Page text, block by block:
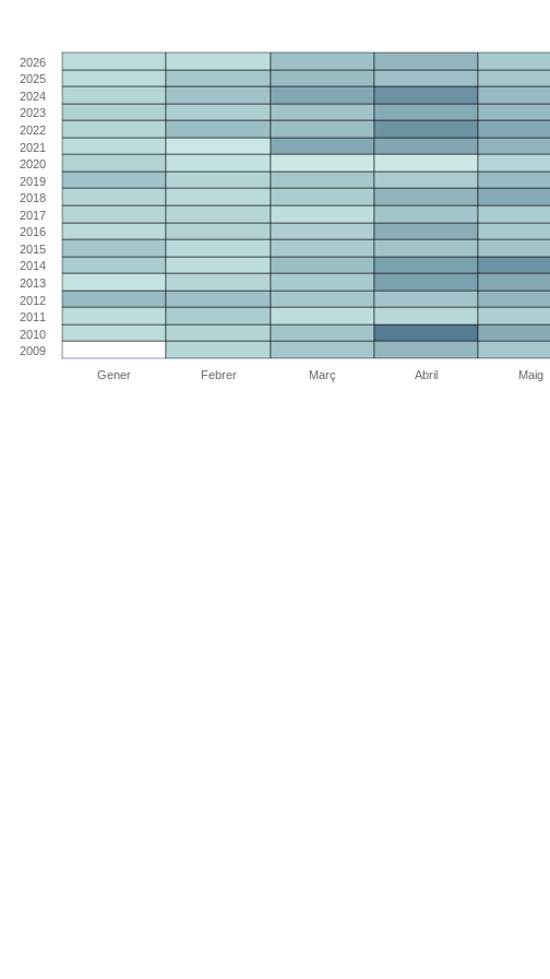
Gener Febrer Març Abril Maig
2009
2010
2011
2012
2013
2014
2015
2016
2017
2018
2019
2020
2021
2022
2023
2024
2025
2026